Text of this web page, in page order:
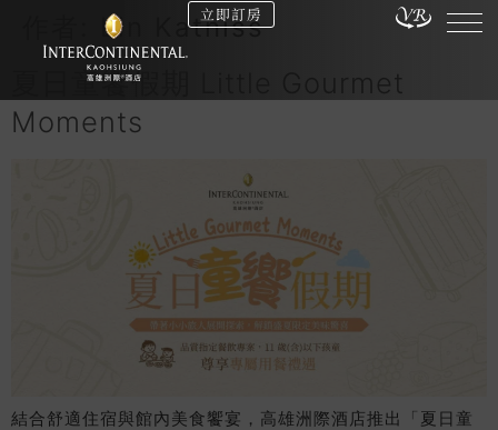
立即訂房
Lin Katniss
夏日童饗假期 Little Gourmet
Moments
結合舒適住宿與館內美食饗宴，高雄洲際酒店推出「夏日童